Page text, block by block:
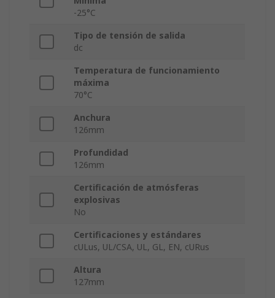
-25°C
Tipo de tensión de salida
dc
Temperatura de funcionamiento
máxima
70°C
Anchura
126mm
Profundidad
126mm
Certificación de atmósferas
explosivas
No
Certificaciones y estándares
cULus, UL/CSA, UL, GL, EN, cURus
Altura
127mm